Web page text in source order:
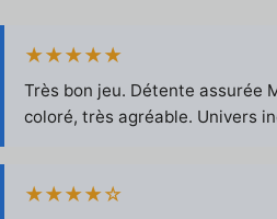
★★★★★
Très bon jeu. Détente assurée
coloré, très agréable. Univers
★★★★☆